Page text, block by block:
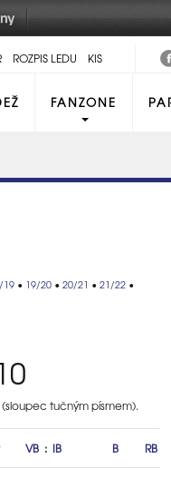
ROZPIS LEDU KIS
FANZONE
19 • 19/20 • 20/21 • 21/22 •
tučným písmem).
VB : IB B RB